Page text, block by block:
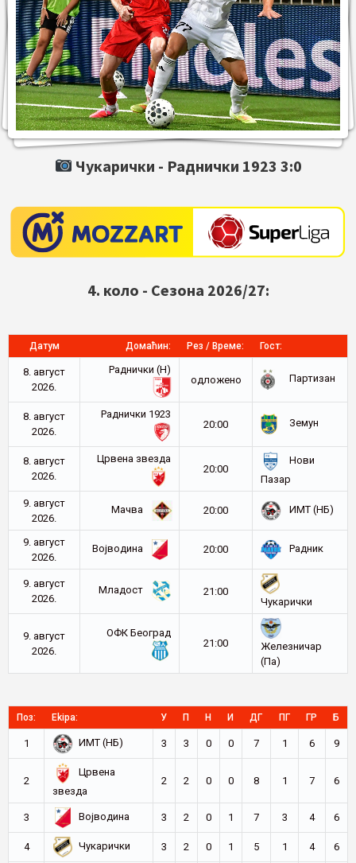
Чукарички - Раднички 1923 3:0
4. коло - Сезона 2026/27:
Датум Домаћин: Рез / Време: Гост:
8. август
2026.
Раднички (Н)
oдложено
Партизан
8. август
2026.
Раднички 1923
20:00
Земун
8. август
2026.
Црвена звезда
20:00
Нови
Пазар
9. август
2026.
Мачва 20:00 ИМТ (НБ)
9. август
2026.
Војводина 20:00 Радник
9. август
2026.
Младост
21:00
Чукарички
9. август
2026.
ОФК Београд
21:00
Железничар
(Па)
Поз: Ekipa: У П Н И ДГ ПГ ГР Б
1 ИМТ (НБ) 3 3 0 0 7 1 6 9
2
Црвена
звезда
2 2 0 0 8 1 7 6
3 Војводина 3 2 0 1 7 3 4 6
4 Чукарички 3 2 0 1 5 1 4 6